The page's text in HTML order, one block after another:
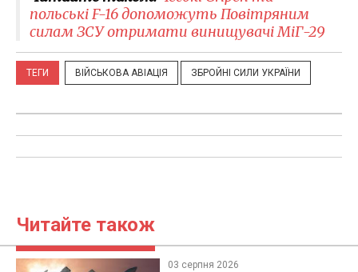
польські F-16 допоможуть Повітряним
силам ЗСУ отримати винищувачі МіГ-29
ТЕГИ ВІЙСЬКОВА АВІАЦІЯ ЗБРОЙНІ СИЛИ УКРАЇНИ
Читайте також
03 серпня 2026